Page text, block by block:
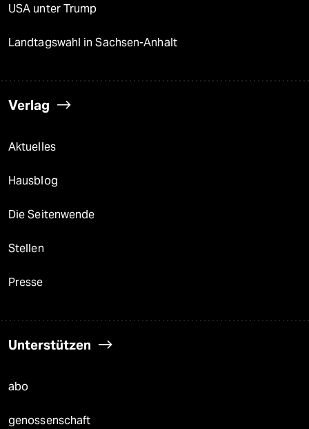
USA unter Trump
Landtagswahl in Sachsen-Anhalt
Verlag
Aktuelles
Hausblog
Die Seitenwende
Stellen
Presse
Unterstützen
abo
genossenschaft